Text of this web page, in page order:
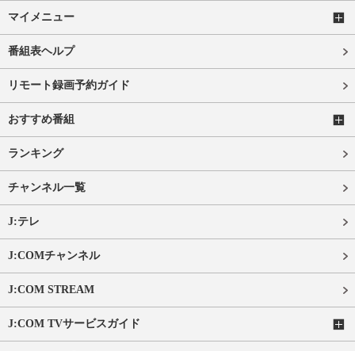
マイメニュー
番組表ヘルプ
リモート録画予約ガイド
おすすめ番組
ランキング
チャンネル一覧
J:テレ
J:COMチャンネル
J:COM STREAM
J:COM TVサービスガイド